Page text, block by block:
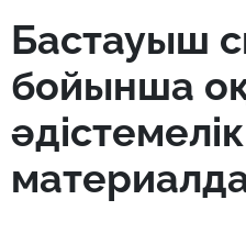
бастауыш сынып басқа
бойынша
әдістемелік